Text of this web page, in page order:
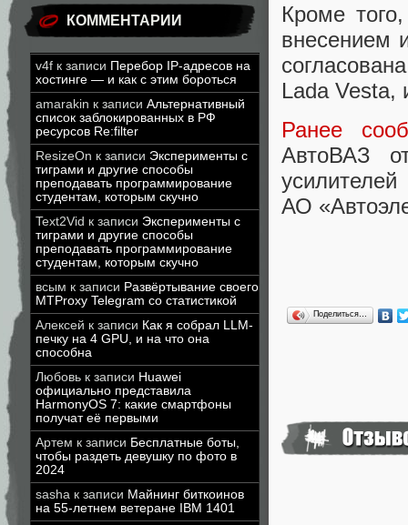
КОММЕНТАРИИ
v4f к записи Перебор IP-адресов на
хостинге — и как с этим бороться
amarakin к записи Альтернативный
список заблокированных в РФ
ресурсов Re:filter
ResizeOn к записи Эксперименты с
тиграми и другие способы
преподавать программирование
студентам, которым скучно
Text2Vid к записи Эксперименты с
тиграми и другие способы
преподавать программирование
студентам, которым скучно
всым к записи Развёртывание своего
MTProxy Telegram со статистикой
Алексей к записи Как я собрал LLM-
печку на 4 GPU, и на что она
способна
Любовь к записи Huawei
официально представила
HarmonyOS 7: какие смартфоны
получат её первыми
Артем к записи Бесплатные боты,
чтобы раздеть девушку по фото в
2024
sasha к записи Майнинг биткоинов
на 55-летнем ветеране IBM 1401
Кроме
внесением
Lada Vesta,
Ранее
АвтоВАЗ
АО
Поделиться…